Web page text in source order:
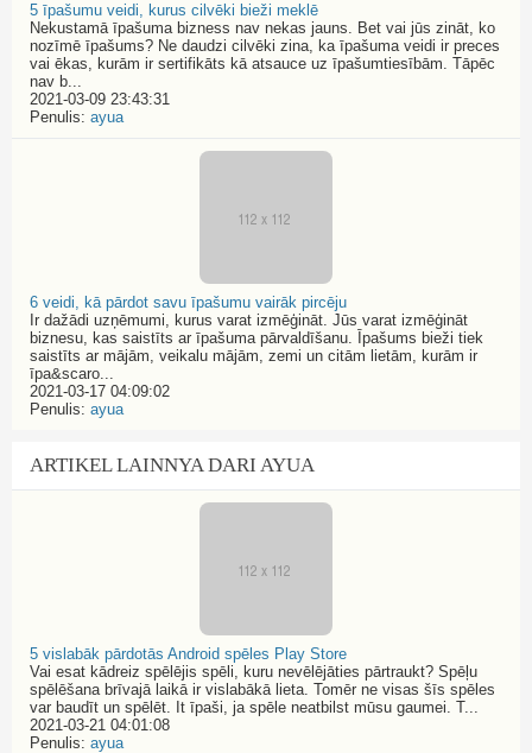
5 īpašumu veidi, kurus cilvēki bieži meklē
Nekustamā īpašuma bizness nav nekas jauns. Bet vai jūs zināt, ko
nozīmē īpašums? Ne daudzi cilvēki zina, ka īpašuma veidi ir preces
vai ēkas, kurām ir sertifikāts kā atsauce uz īpašumtiesībām. Tāpēc
nav b...
2021-03-09 23:43:31
Penulis: ayua
6 veidi, kā pārdot savu īpašumu vairāk pircēju
Ir dažādi uzņēmumi, kurus varat izmēģināt. Jūs varat izmēģināt
biznesu, kas saistīts ar īpašuma pārvaldīšanu. Īpašums bieži tiek
saistīts ar mājām, veikalu mājām, zemi un citām lietām, kurām ir
īpa&scaro...
2021-03-17 04:09:02
Penulis: ayua
ARTIKEL LAINNYA DARI AYUA
5 vislabāk pārdotās Android spēles Play Store
Vai esat kādreiz spēlējis spēli, kuru nevēlējāties pārtraukt? Spēļu
spēlēšana brīvajā laikā ir vislabākā lieta. Tomēr ne visas šīs spēles
var baudīt un spēlēt. It īpaši, ja spēle neatbilst mūsu gaumei. T...
2021-03-21 04:01:08
Penulis: ayua